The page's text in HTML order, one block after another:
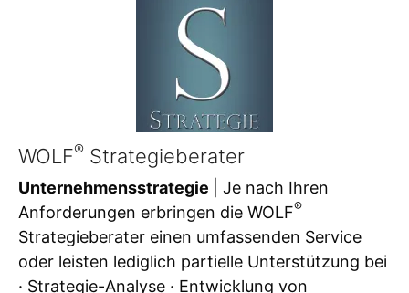
WOLF® Strategieberater
Unternehmensstrategie
| Je nach Ihren
Anforderungen erbringen die WOLF®
Strategieberater einen umfassenden Service
oder leisten lediglich partielle Unterstützung bei
· Strategie-Analyse · Entwicklung von